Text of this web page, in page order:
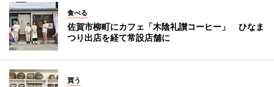
食べる
佐賀市柳町にカフェ「木陰礼讃コーヒー」 ひなま
つり出店を経て常設店舗に
買う